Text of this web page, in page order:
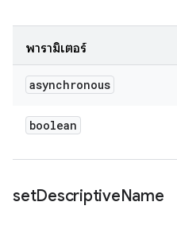
พารามิเตอร์
asynchronous
boolean
setDescriptiveName